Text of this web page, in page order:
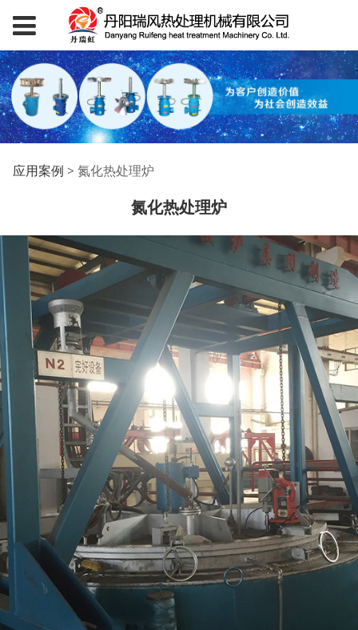
氮化热处理炉
应用案例 > 氮化热处理炉
氮化热处理炉